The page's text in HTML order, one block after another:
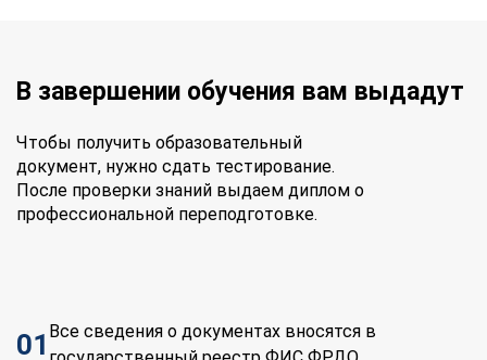
В завершении обучения вам выдадут
Чтобы получить образовательный
документ, нужно сдать тестирование.
После проверки знаний выдаем диплом о
профессиональной переподготовке.
01 Все сведения о документах вносятся в